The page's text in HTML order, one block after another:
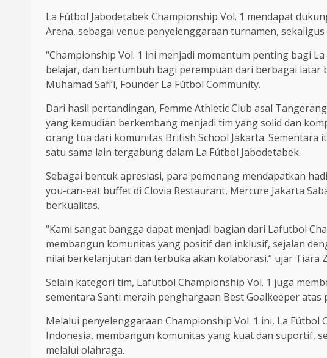
La Fútbol Jabodetabek Championship Vol. 1 mendapat
Arena, sebagai venue penyelenggaraan turnamen,
“Championship Vol. 1 ini menjadi momentum penting bagi
belajar, dan bertumbuh bagi perempuan dari berbagai latar
Muhamad Safi’i, Founder La Fútbol Community.
Dari hasil pertandingan, Femme Athletic Club asal
yang kemudian berkembang menjadi tim yang solid dan
orang tua dari komunitas British School Jakarta. Sementara
satu sama lain tergabung dalam La Fútbol Jabodetabek.
Sebagai bentuk apresiasi, para pemenang mendapatkan
you-can-eat buffet di Clovia Restaurant, Mercure Jakarta
berkualitas.
“Kami sangat bangga dapat menjadi bagian dari Lafutbol
membangun komunitas yang positif dan inklusif, sejalan
nilai berkelanjutan dan terbuka akan kolaborasi.” ujar
Selain kategori tim, Lafutbol Championship Vol. 1 juga
sementara Santi meraih penghargaan Best Goalkeeper
Melalui penyelenggaraan Championship Vol. 1 ini, La
Indonesia, membangun komunitas yang kuat dan suportif,
melalui olahraga.